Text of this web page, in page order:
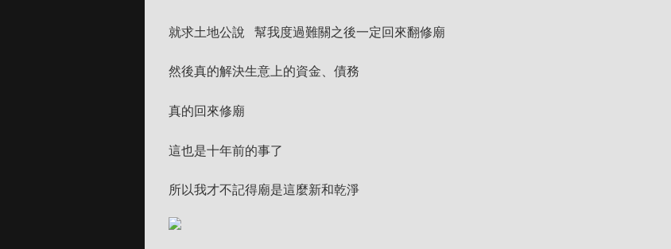
就求土地公說 幫我度過難關之後一定回來翻修廟
然後真的解決生意上的資金、債務
真的回來修廟
這也是十年前的事了
所以我才不記得廟是這麼新和乾淨